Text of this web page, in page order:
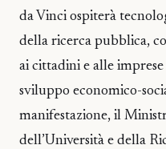
da Vinci ospiterà
della ricerca pubblica,
ai cittadini e alle
sviluppo economico-
manifestazione, il
dell’Università e della